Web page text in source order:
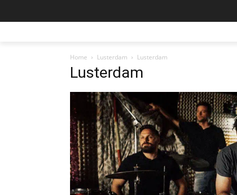
Home Lusterdam Lusterdam
Lusterdam